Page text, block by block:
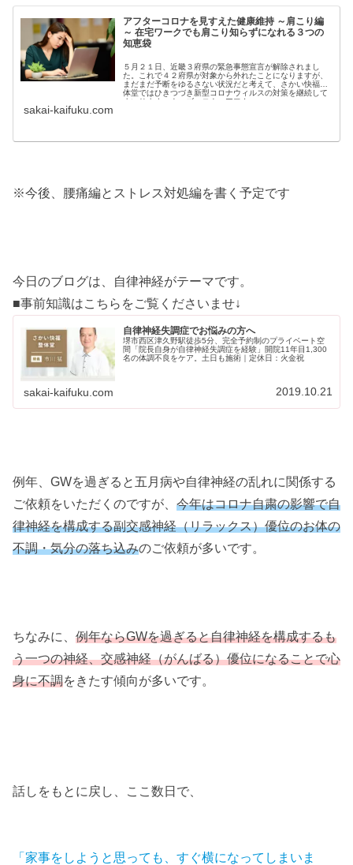
アフターコロナを見すえた健康維持 ～肩こり編
～ 在宅ワークでも肩こり知らずになれる３つの
知恵袋
５月２１日、近畿３府県の緊急事態宣言が解除されまし
た。これで４２府県が対象から外れたことになりますが、
まだまだ予断をゆるさない状況だと考えて、さかい快福整
体堂ではひきつづき新型コロナウィルスの対策を継続して
まいります。ウィズコロナ・アフター...
sakai-kaifuku.com
※今後、腰痛編とストレス対処編を書く予定です
今日のブログは、自律神経がテーマです。
■事前知識はこちらをご覧くださいませ↓
自律神経失調症でお悩みの方へ
堺市西区津久野駅徒歩5分、完全予約制のプライベート空
間「院長自身が自律神経失調症を経験」開院11年目1,300
名の体調不良をケア。土日も施術｜定休日：火金祝
sakai-kaifuku.com 2019.10.21
例年、GWを過ぎると五月病や自律神経の乱れに関係する
ご依頼をいただくのですが、 今年はコロナ自粛の影響で自
律神経を構成する副交感神経（リラックス）優位のお体の
不調・気分の落ち込みのご依頼が多いです。
ちなみに、 例年ならGWを過ぎると自律神経を構成するも
う一つの神経、交感神経（がんばる）優位になることで心
身に不調をきたす傾向が多いです。
話しをもとに戻し、ここ数日で、
「家事をしようと思っても、すぐ横になってしまいま